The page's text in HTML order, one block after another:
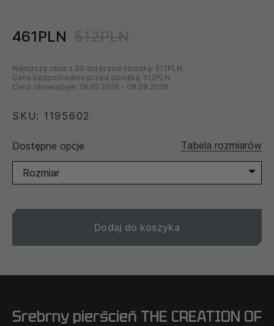
461PLN 512PLN
Najniższa cena z 30 dni przed obniżką: 512PLN
Cena bezpośrednio przed obniżką: 512PLN
Cena obowiązuje: 28.05.2026 - 08.08.2026
SKU: 1195602
Dostępne opcje Tabela rozmiarów
Rozmiar
Dodaj do koszyka
Srebrny pierścień THE CREATION OF